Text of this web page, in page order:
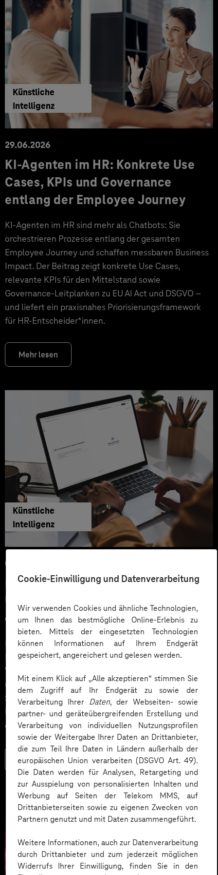
Cookie-Einwilligung und Datenverarbeitung
Wir verwenden Cookies und ähnliche Technologien,
um Ihnen das bestmögliche Online-Erlebnis zu
bieten. Mittels der eingesetzten Technologien
können Informationen auf Ihrem Endgerät
gespeichert, angereichert und gelesen werden.
Mit einem Klick auf „Alle akzeptieren“ stimmen Sie
dem Zugriff auf Ihr Endgerät zu sowie der
Verarbeitung Ihrer Daten, der Webseiten- sowie
partner- und geräteübergreifenden Erstellung und
Verarbeitung von individuellen Nutzungsprofilen
sowie der Weitergabe Ihrer Daten an Drittanbieter,
die zum Teil Ihre Daten in Ländern außerhalb der
europäischen Union verarbeiten (DSGVO Art. 49).
Die Daten werden für Analysen, Retargeting und
zur Ausspielung von personalisierten Inhalten und
Werbung auf Seiten der Telekom MMS, auf
Drittanbieterseiten sowie zu eigenen Zwecken von
Partnern genutzt und mit Daten zusammengeführt.
Weitere Informationen, auch zur Datenverarbeitung
durch Drittanbieter und zum jederzeit möglichen
Widerrufs Ihrer Einwilligung, finden Sie in den
Künstliche
Intelligenz
29.06.2026
KI‑Agenten im HR: Konkrete Use
Cases, KPIs und Governance
entlang der Employee Journey
KI‑Agenten im HR sind mehr als Chatbots: Sie
orchestrieren Prozesse entlang der gesamten
Employee Journey und schaffen messbaren Business
Impact. Der Beitrag zeigt konkrete Use Cases,
relevante KPIs für den Mittelstand sowie
Governance‑Leitplanken zu EU AI Act und DSGVO –
und liefert ein praxisnahes Priorisierungsframework
für HR‑Entscheider*innen.
Mehr lesen
Künstliche
Intelligenz
04.06.2026
Microsoft KI-Agenten: Wie
Unternehmen über Copilot hinaus
echten Mehrwert schaffen
Microsoft 365 Copilot ist für viele Unternehmen der
Einstieg in KI. Der nächste Schritt sind KI-Agenten, die
Wissen verfügbar machen, Prozesse automatisieren
und fundierte Entscheidungen unterstützen. Erfahren
Sie anhand konkreter Praxisbeispiele, wie
Unternehmen Microsoft KI-Agenten produktiv
einsetzen – und welchen Mehrwert sie dabei schaffen.
Mehr lesen